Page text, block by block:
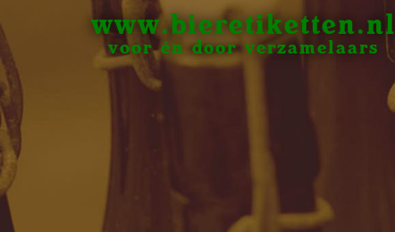
www.bieretiketten.nl
voor én door verzamelaars